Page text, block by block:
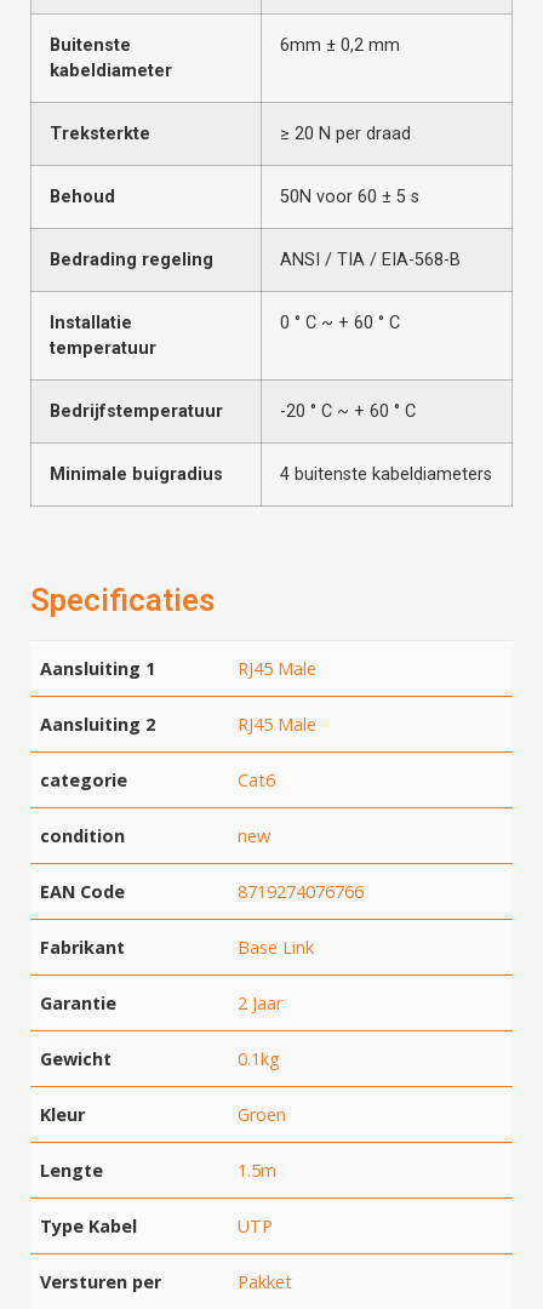
Buitenste
kabeldiameter
6mm ± 0,2 mm
Treksterkte ≥ 20 N per draad
Behoud 50N voor 60 ± 5 s
Bedrading regeling ANSI / TIA / EIA-568-B
Installatie
temperatuur
0 ° C ~ + 60 ° C
Bedrijfstemperatuur -20 ° C ~ + 60 ° C
Minimale buigradius 4 buitenste kabeldiameters
Specificaties
Aansluiting 1 RJ45 Male
Aansluiting 2 RJ45 Male
categorie Cat6
condition new
EAN Code 8719274076766
Fabrikant Base Link
Garantie 2 Jaar
Gewicht 0.1kg
Kleur Groen
Lengte 1.5m
Type Kabel UTP
Versturen per Pakket